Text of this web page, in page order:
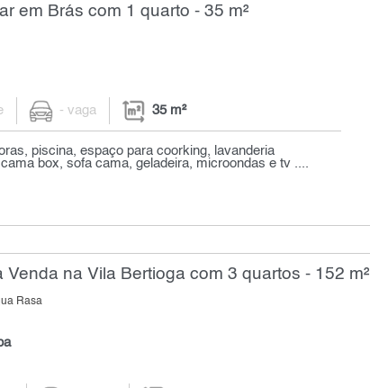
em Brás com 1 quarto - 35 m²
- vaga 35 m²
piscina, espaço para coorking, lavanderia
box, sofa cama, geladeira, microondas e tv ....
na Vila Bertioga com 3 quartos - 152 m²
Rasa